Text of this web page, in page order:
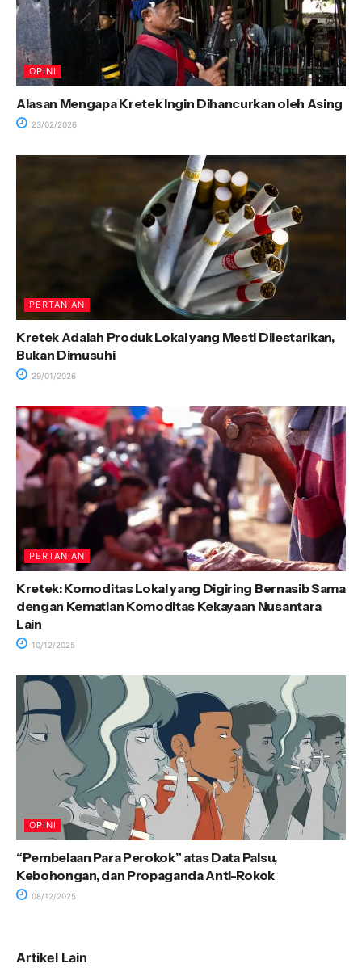
OPINI
Alasan Mengapa Kretek Ingin Dihancurkan oleh Asing
23/02/2026
PERTANIAN
Kretek Adalah Produk Lokal yang Mesti Dilestarikan,
Bukan Dimusuhi
29/01/2026
PERTANIAN
Kretek: Komoditas Lokal yang Digiring Bernasib Sama
dengan Kematian Komoditas Kekayaan Nusantara
Lain
10/12/2025
OPINI
“Pembelaan Para Perokok” atas Data Palsu,
Kebohongan, dan Propaganda Anti-Rokok
08/12/2025
Artikel Lain